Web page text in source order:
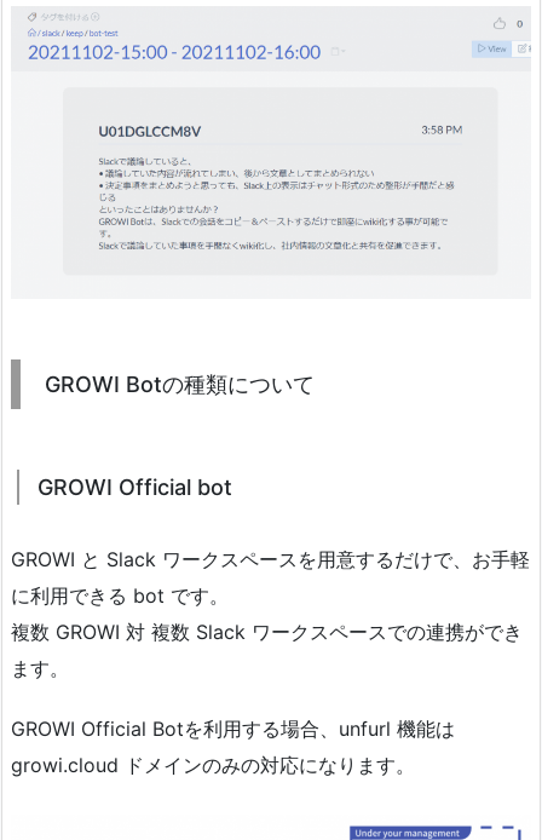
GROWI Botの種類について
GROWI Official bot
GROWI と Slack ワークスペースを用意するだけで、お手軽
に利用できる bot です。
複数 GROWI 対 複数 Slack ワークスペースでの連携ができ
ます。
GROWI Official Botを利用する場合、unfurl 機能は
growi.cloud ドメインのみの対応になります。